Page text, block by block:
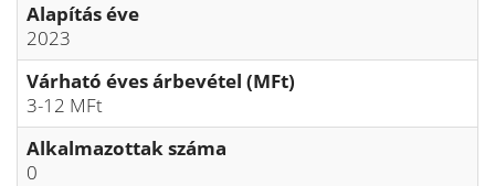
Alapítás éve
2023
Várható éves árbevétel (MFt)
3-12 MFt
Alkalmazottak száma
0